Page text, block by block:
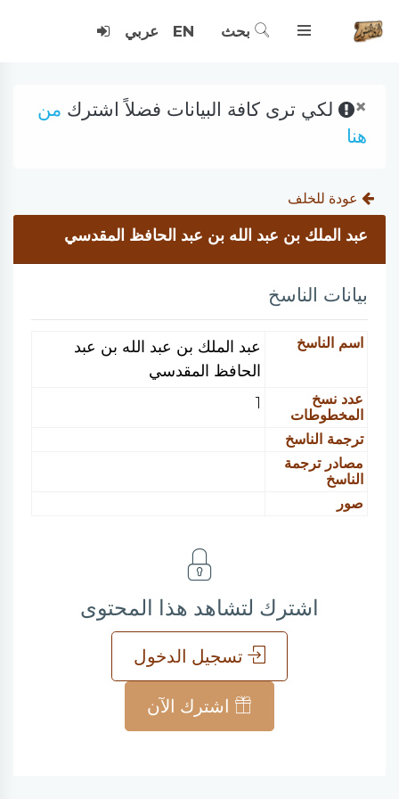
بحث EN عربي
× لكي ترى كافة البيانات فضلاً اشترك من
هنا
عودة للخلف
عبد الملك بن عبد الله بن عبد الحافظ المقدسي
بيانات الناسخ
اسم الناسخ
عبد الملك بن عبد الله بن عبد
الحافظ المقدسي
عدد نسخ
المخطوطات
1
ترجمة الناسخ
مصادر ترجمة
الناسخ
صور
اشترك لتشاهد هذا المحتوى
تسجيل الدخول
اشترك الآن